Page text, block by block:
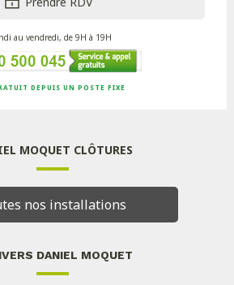
au vendredi, de 9H à 19H
DEPUIS UN POSTE FIXE
MOQUET CLÔTURES
nos installations
DANIEL MOQUET